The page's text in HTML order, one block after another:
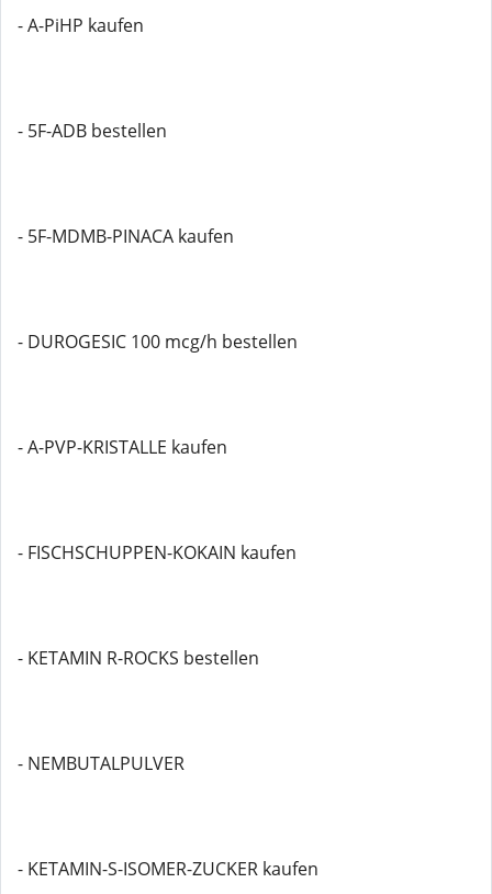
- A-PiHP kaufen
- 5F-ADB bestellen
- 5F-MDMB-PINACA kaufen
- DUROGESIC 100 mcg/h bestellen
- A-PVP-KRISTALLE kaufen
- FISCHSCHUPPEN-KOKAIN kaufen
- KETAMIN R-ROCKS bestellen
- NEMBUTALPULVER
- KETAMIN-S-ISOMER-ZUCKER kaufen